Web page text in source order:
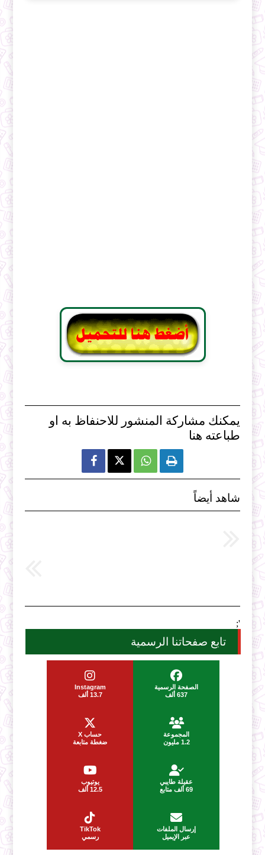
يمكنك مشاركة المنشور للاحنفاظ به او
طباعته هنا
  
شاهد أيضاً
';
تابع صفحاتنا الرسمية
الصفحة الرسمية
637 ألف
Instagram
13.7 ألف
المجموعة
1.2 مليون
حساب X
ضغطة متابعة
عقيلة طايبي
69 ألف متابع
يوتيوب
12.5 ألف
إرسال الملفات
عبر الإيميل
TikTok
رسمي